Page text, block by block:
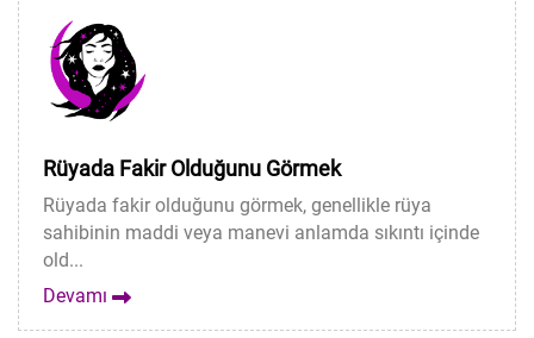
Rüyada Fakir Olduğunu Görmek
Rüyada fakir olduğunu görmek, genellikle rüya
sahibinin maddi veya manevi anlamda sıkıntı içinde
old...
Devamı